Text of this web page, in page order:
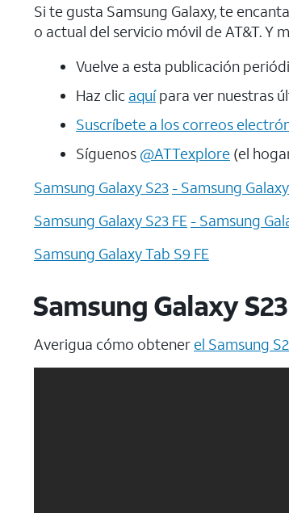
Si te gusta Samsung Galaxy, te
o actual del servicio móvil de AT&T. Y
Vuelve a esta publicación
Haz clic aquípara ver nuestras
Suscríbete a los correos
Síguenos @ATTexplore (el
Samsung Galaxy S23- Samsung
Samsung Galaxy S23 FE - Samsung
Samsung Galaxy Tab S9 FE
Samsung Galaxy S23
Averigua cómo obtener el Samsung